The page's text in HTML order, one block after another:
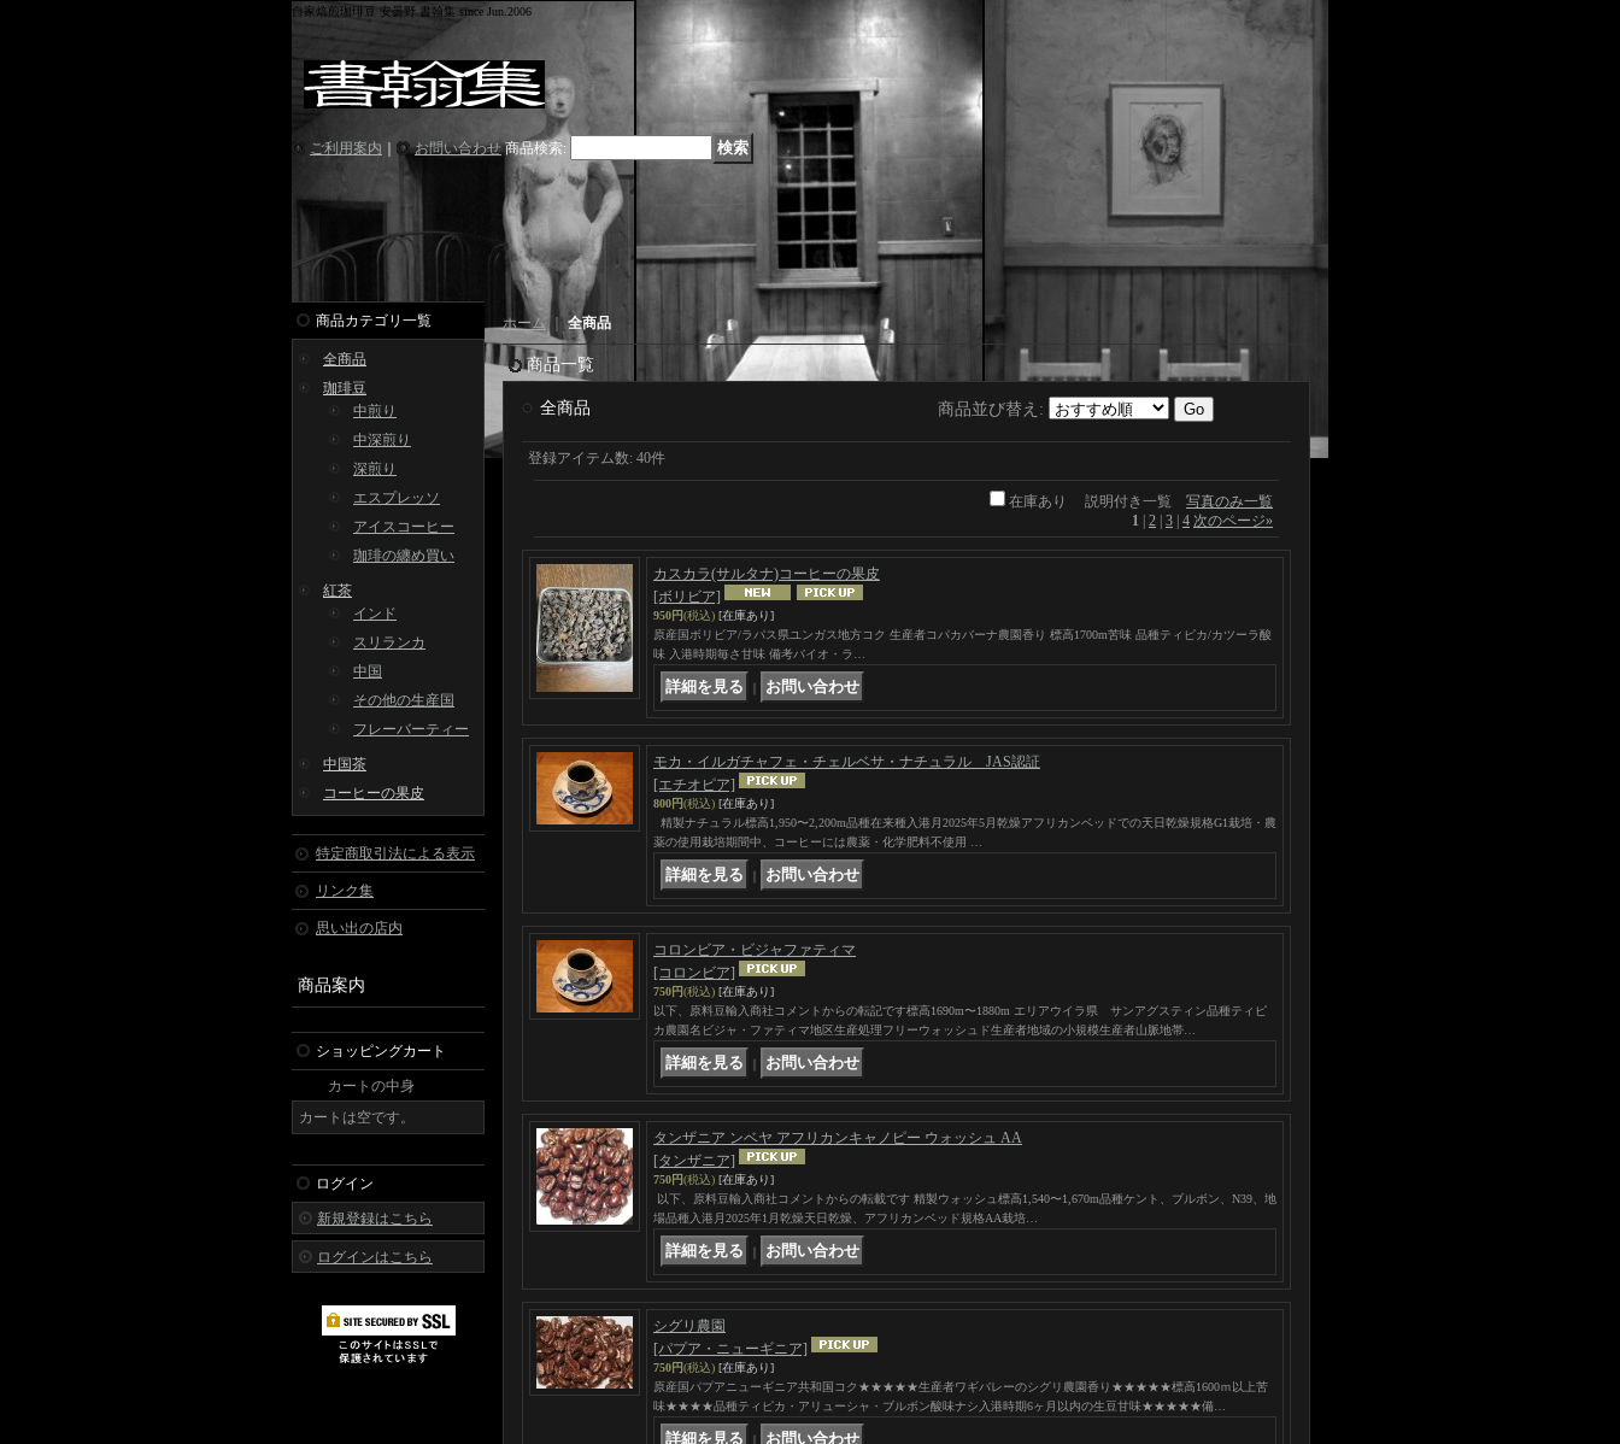
自家焙煎珈琲豆 安曇野 書翰集 since Jun.2006
ご利用案内 お問い合わせ 商品検索:
商品カテゴリ一覧
全商品
珈琲豆
中煎り
中深煎り
深煎り
エスプレッソ
アイスコーヒー
珈琲の纏め買い
紅茶
インド
スリランカ
中国
その他の生産国
フレーバーティー
中国茶
コーヒーの果皮
特定商取引法による表示
リンク集
思い出の店内
商品案内
ショッピングカート
カートの中身
カートは空です。
ログイン
新規登録はこちら
ログインはこちら
ホーム ｜ 全商品
商品一覧
全商品 商品並び替え :
登録アイテム数: 40件
在庫あり 説明付き一覧 写真のみ一覧
1 2 3 4 次のページ»
カスカラ(サルタナ)コーヒーの果皮
[ボリビア]
950円(税込) [在庫あり]
原産国ボリビア/ラパス県ユンガス地方コク 生産者コパカバーナ農園香り 標高1700m苦味 品種ティピカ/カツーラ酸
味 入港時期毎さ甘味 備考バイオ・ラ…
モカ・イルガチャフェ・チェルベサ・ナチュラル JAS認証
[エチオピア]
800円(税込) [在庫あり]
精製ナチュラル標高1,950〜2,200m品種在来種入港月2025年5月乾燥アフリカンベッドでの天日乾燥規格G1栽培・農
薬の使用栽培期間中、コーヒーには農薬・化学肥料不使用 …
コロンビア・ビジャファティマ
[コロンビア]
750円(税込) [在庫あり]
以下、原料豆輸入商社コメントからの転記です標高1690m〜1880m エリアウイラ県 サンアグスティン品種ティピ
カ農園名ビジャ・ファティマ地区生産処理フリーウォッシュド生産者地域の小規模生産者山脈地帯…
タンザニア ンベヤ アフリカンキャノピー ウォッシュ AA
[タンザニア]
750円(税込) [在庫あり]
以下、原料豆輸入商社コメントからの転載です 精製ウォッシュ標高1,540〜1,670m品種ケント、ブルボン、N39、地
場品種入港月2025年1月乾燥天日乾燥、アフリカンベッド規格AA栽培…
シグリ農園
[パプア・ニューギニア]
750円(税込) [在庫あり]
原産国パプアニューギニア共和国コク★★★★★生産者ワギバレーのシグリ農園香り★★★★★標高1600ｍ以上苦
味★★★★品種ティピカ・アリューシャ・ブルボン酸味ナシ入港時期6ヶ月以内の生豆甘味★★★★★備…